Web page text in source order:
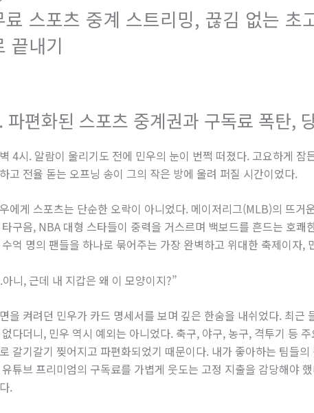
료 스포츠 중계 스트리밍, 끊김 없는 초
끝내기
파편화된 스포츠 중계권과 구독료 폭탄,
4시. 알람이 울리기도 전에 민우의 눈이 번쩍 떠졌다. 고요하게
고 전율 돋는 오프닝 송이 그의 작은 방에 울려 퍼질 시간이었다.
에게 스포츠는 단순한 오락이 아니었다. 메이저리그(MLB)의 뜨거
구음, NBA 대형 스타들이 중력을 거스르며 백보드를 흔드는 호
억 명의 팬들을 하나로 묶어주는 가장 완벽하고 위대한 축제이자,
아니, 근데 내 지갑은 왜 이 모양이지?”
을 켜려던 민우가 카드 명세서를 보며 깊은 한숨을 내쉬었다. 최근
다더니, 민우 역시 예외는 아니었다. 축구, 야구, 농구, 격투기 등
갈기갈기 찢어지고 파편화되었기 때문이다. 내가 좋아하는 팀들
튜브 프리미엄의 구독료를 가볍게 웃도는 고정 지출을 감당해야
.